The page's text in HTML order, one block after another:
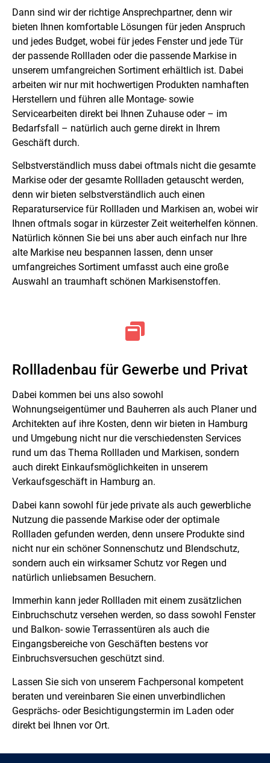
Dann sind wir der richtige Ansprechpartner, denn wir
bieten Ihnen komfortable Lösungen für jeden Anspruch
und jedes Budget, wobei für jedes Fenster und jede Tür
der passende Rollladen oder die passende Markise in
unserem umfangreichen Sortiment erhältlich ist. Dabei
arbeiten wir nur mit hochwertigen Produkten namhaften
Herstellern und führen alle Montage- sowie
Servicearbeiten direkt bei Ihnen Zuhause oder – im
Bedarfsfall – natürlich auch gerne direkt in Ihrem
Geschäft durch.
Selbstverständlich muss dabei oftmals nicht die gesamte
Markise oder der gesamte Rollladen getauscht werden,
denn wir bieten selbstverständlich auch einen
Reparaturservice für Rollladen und Markisen an, wobei wir
Ihnen oftmals sogar in kürzester Zeit weiterhelfen können.
Natürlich können Sie bei uns aber auch einfach nur Ihre
alte Markise neu bespannen lassen, denn unser
umfangreiches Sortiment umfasst auch eine große
Auswahl an traumhaft schönen Markisenstoffen.
Rollladenbau für Gewerbe und Privat
Dabei kommen bei uns also sowohl
Wohnungseigentümer und Bauherren als auch Planer und
Architekten auf ihre Kosten, denn wir bieten in Hamburg
und Umgebung nicht nur die verschiedensten Services
rund um das Thema Rollladen und Markisen, sondern
auch direkt Einkaufsmöglichkeiten in unserem
Verkaufsgeschäft in Hamburg an.
Dabei kann sowohl für jede private als auch gewerbliche
Nutzung die passende Markise oder der optimale
Rollladen gefunden werden, denn unsere Produkte sind
nicht nur ein schöner Sonnenschutz und Blendschutz,
sondern auch ein wirksamer Schutz vor Regen und
natürlich unliebsamen Besuchern.
Immerhin kann jeder Rollladen mit einem zusätzlichen
Einbruchschutz versehen werden, so dass sowohl Fenster
und Balkon- sowie Terrassentüren als auch die
Eingangsbereiche von Geschäften bestens vor
Einbruchsversuchen geschützt sind.
Lassen Sie sich von unserem Fachpersonal kompetent
beraten und vereinbaren Sie einen unverbindlichen
Gesprächs- oder Besichtigungstermin im Laden oder
direkt bei Ihnen vor Ort.